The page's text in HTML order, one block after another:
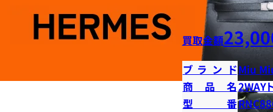
買取金額
ブランドMiu
商品名2WAY
型番